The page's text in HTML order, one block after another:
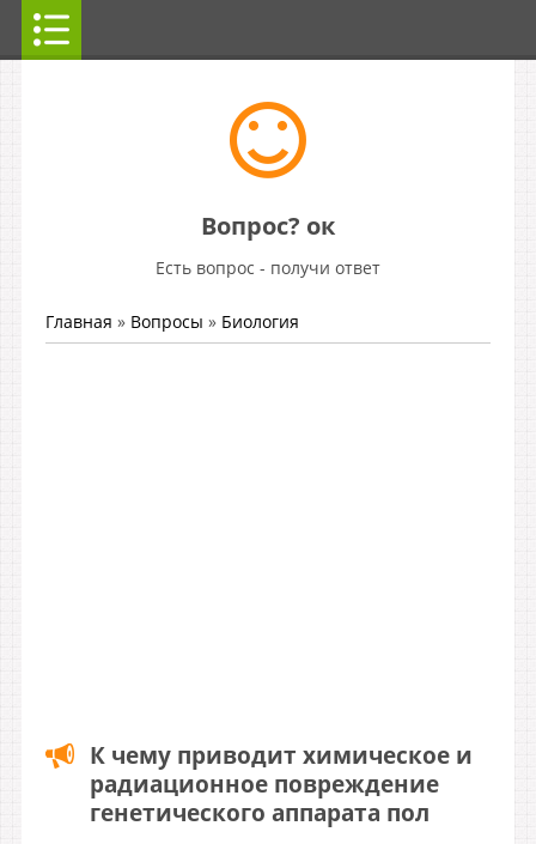
Вопрос? ок
Есть вопрос - получи ответ
Главная » Вопросы » Биология
К чему приводит химическое и
радиационное повреждение
генетического аппарата пол